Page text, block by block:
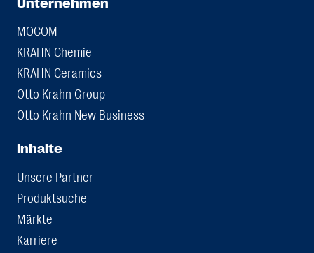
MOCOM
KRAHN Chemie
KRAHN Ceramics
Otto Krahn Group
Otto Krahn New Business
Inhalte
Unsere Partner
Produktsuche
Märkte
Karriere